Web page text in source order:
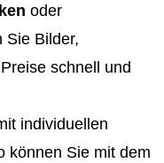
oder
Sie Bilder,
schnell und
individuellen
können Sie mit dem